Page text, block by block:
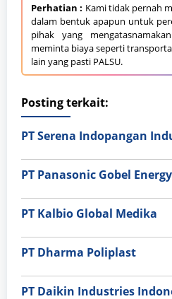
Perhatian : Kami tidak pernah
dalam bentuk apapun untuk
pihak yang
meminta biaya seperti
lain yang pasti PALSU.
Posting terkait:
PT Serena Indopangan
PT Panasonic Gobel Energy
PT Kalbio Global Medika
PT Dharma Poliplast
PT Daikin Industries